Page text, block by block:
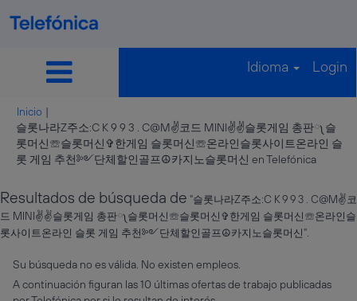
Idioma Login
Inicio |
슬롯나라Z주소:C K 9 9 3 . C@M✌코드 MINI✌✌슬롯게임 총판༾슬
롯머신☏슬롯머신✞한게임 슬롯머신☏온라인슬롯사이트온라인 슬
롯 게임 추천༻단체할인골프☮카지노슬롯머신 en Telefónica(página
Resultados de búsqueda de "슬롯나라Z주소:C K 9 9 3 . C@M✌코
드 MINI✌✌슬롯게임 총판༾슬롯머신☏슬롯머신✞한게임 슬롯머신☏온라인슬
롯사이트온라인 슬롯 게임 추천༻단체할인골프☮카지노슬롯머신".
Su búsqueda no es válida. No existen empleos.
A continuación figuran las 10 últimas ofertas de trabajo publicadas